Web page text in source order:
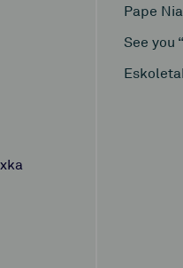
Pape
See you